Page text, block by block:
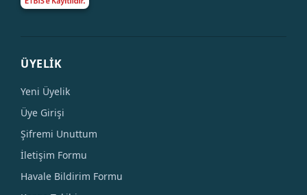
ÜYELİK
Yeni Üyelik
Üye Girişi
Şifremi Unuttum
İletişim Formu
Havale Bildirim Formu